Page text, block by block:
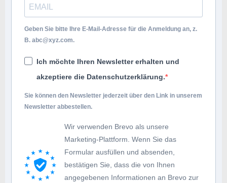
Geben Sie bitte Ihre E-Mail-Adresse für die Anmeldung an, z.
B. abc@xyz.com.
Ich möchte Ihren Newsletter erhalten und
akzeptiere die Datenschutzerklärung.
Sie können den Newsletter jederzeit über den Link in unserem
Newsletter abbestellen.
Wir verwenden Brevo als unsere
Marketing-Plattform. Wenn Sie das
Formular ausfüllen und absenden,
bestätigen Sie, dass die von Ihnen
angegebenen Informationen an Brevo zur